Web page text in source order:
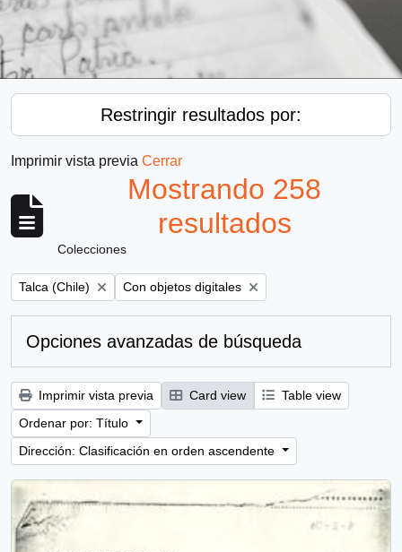
Restringir resultados por:
Imprimir vista previa Cerrar
Mostrando 258
resultados
Colecciones
Remove filter:
Talca (Chile) Remove filter:
Con objetos digitales
Opciones avanzadas de búsqueda
Imprimir vista previa Card view
Table view
Ordenar por: Título
Dirección: Clasificación en orden ascendente